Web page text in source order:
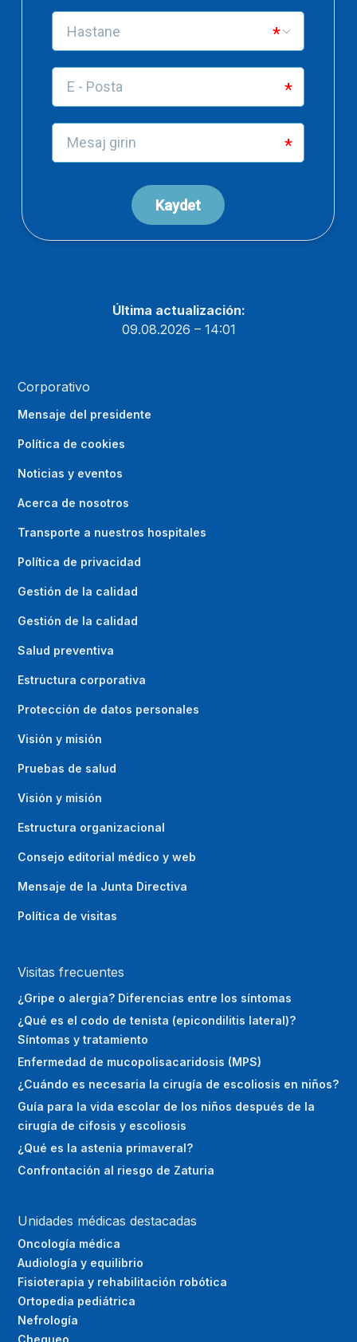
Última actualización:
09.08.2026 – 14:01
Corporativo
Mensaje del presidente
Política de cookies
Noticias y eventos
Acerca de nosotros
Transporte a nuestros hospitales
Política de privacidad
Gestión de la calidad
Gestión de la calidad
Salud preventiva
Estructura corporativa
Protección de datos personales
Visión y misión
Pruebas de salud
Visión y misión
Estructura organizacional
Consejo editorial médico y web
Mensaje de la Junta Directiva
Política de visitas
Visitas frecuentes
¿Gripe o alergia? Diferencias entre los síntomas
¿Qué es el codo de tenista (epicondilitis lateral)?
Síntomas y tratamiento
Enfermedad de mucopolisacaridosis (MPS)
¿Cuándo es necesaria la cirugía de escoliosis en niños?
Guía para la vida escolar de los niños después de la
cirugía de cifosis y escoliosis
¿Qué es la astenia primaveral?
Confrontación al riesgo de Zaturia
Unidades médicas destacadas
Oncología médica
Audiología y equilibrio
Fisioterapia y rehabilitación robótica
Ortopedia pediátrica
Nefrología
Chequeo